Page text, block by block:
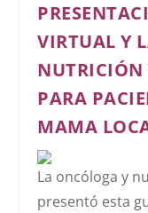
VIRTUAL Y
NUTRICIÓN
PARA
MAMA
La oncóloga y
presentó esta